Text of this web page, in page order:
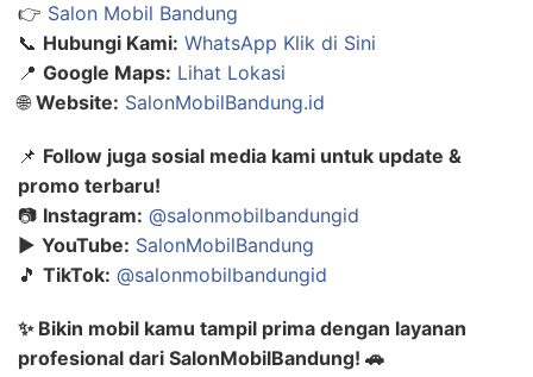
👉 Salon Mobil Bandung
📞 Hubungi Kami: WhatsApp Klik di Sini
📍 Google Maps: Lihat Lokasi
🌐 Website: SalonMobilBandung.id
📌 Follow juga sosial media kami untuk update &
promo terbaru!
📷 Instagram: @salonmobilbandungid
▶️ YouTube: SalonMobilBandung
🎵 TikTok: @salonmobilbandungid
✨ Bikin mobil kamu tampil prima dengan layanan
profesional dari SalonMobilBandung! 🚗